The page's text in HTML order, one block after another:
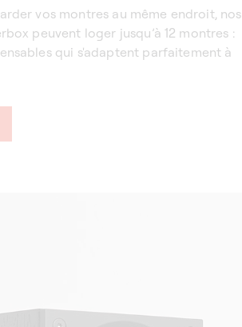
vos montres au même endroit, nos
peuvent loger jusqu’à 12 montres :
qui s'adaptent parfaitement à